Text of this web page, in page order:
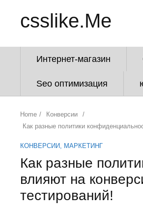
csslike.Me
Интернет-магазин
Seo оптимизация
Home / Конверсии
/
Как разные политики
КОНВЕРСИИ, МАРКЕТИНГ
Как разные
влияют на
тестирований!